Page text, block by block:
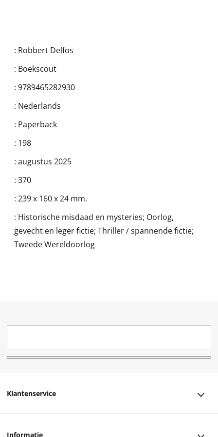
: Robbert Delfos
: Boekscout
: 9789465282930
: Nederlands
: Paperback
: 198
: augustus 2025
: 370
: 239 x 160 x 24 mm.
: Historische misdaad en mysteries; Oorlog,
gevecht en leger fictie; Thriller / spannende fictie;
Tweede Wereldoorlog
Klantenservice
Informatie